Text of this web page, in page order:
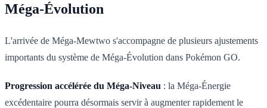
Méga-Évolution
L'arrivée de Méga-Mewtwo s'accompagne de plusieurs ajustements
importants du système de Méga-Évolution dans Pokémon GO.
Progression accélérée du Méga-Niveau : la Méga-Énergie
excédentaire pourra désormais servir à augmenter rapidement le